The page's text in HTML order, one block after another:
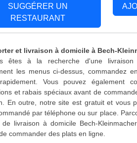
SUGGÉRER UN
RESTAURANT
et livraison à domicile à Bech-
êtes à la recherche d'une livraison
les menus ci-dessus, commandez
Vous pouvez également
et rabais spéciaux avant de
En outre, notre site est gratuit et vous
par téléphone ou sur place.
de livraison à domicile Bech-
commander des plats en ligne.